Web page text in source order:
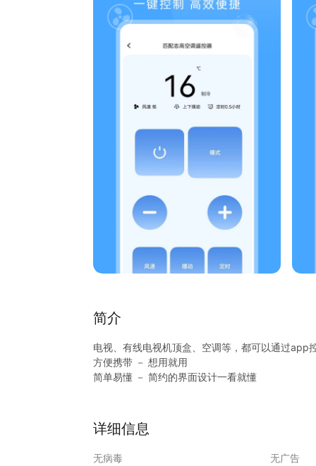
简介
电视、有线电视机顶盒、空调等，都可以通过app
方便携带 － 想用就用
简单易懂 － 简约的界面设计一看就懂
应用内含手机遥控功能，需依赖手机硬件红外功能
详细信息
无病毒
无广告